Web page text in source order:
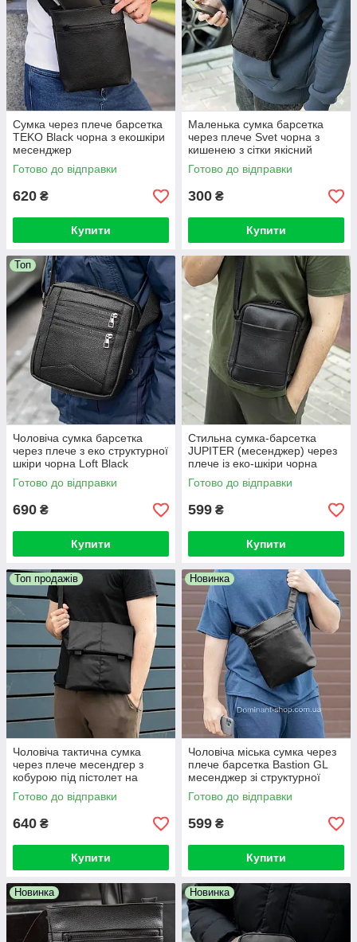
Cумка через плече барсетка
TEKO Black чорна з екошкіри
месенджер
Готово до відправки
620 ₴
Купити
Маленька сумка барсетка
через плече Svet чорна з
кишенею з сітки якісний
молодіжний месенджер
Готово до відправки
300 ₴
Купити
Топ
Чоловіча сумка барсетка
через плече з еко структурної
шкіри чорна Loft Black
месенджер
Готово до відправки
690 ₴
Купити
Стильна сумка-барсетка
JUPITER (месенджер) через
плече із еко-шкіри чорна
молодіжна
Готово до відправки
599 ₴
Купити
Топ продажів
Чоловіча тактична сумка
через плече месендгер з
кобурою під пістолет на
липучку TACTIC Classic
Готово до відправки
640 ₴
Купити
Новинка
Чоловіча міська сумка через
плече барсетка Bastion GL
месенджер зі структурної
екошкіри чорна наплена
Готово до відправки
599 ₴
Купити
Новинка Новинка